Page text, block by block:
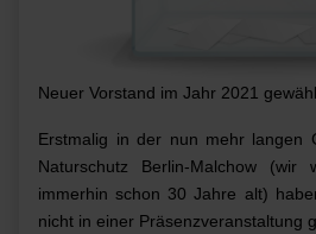
Neuer Vorstand im Jahr 2021
Erstmalig in der nun mehr langen
Naturschutz Berlin-Malchow
immerhin schon 30 Jahre alt)
nicht in einer Präsenzveranstaltung